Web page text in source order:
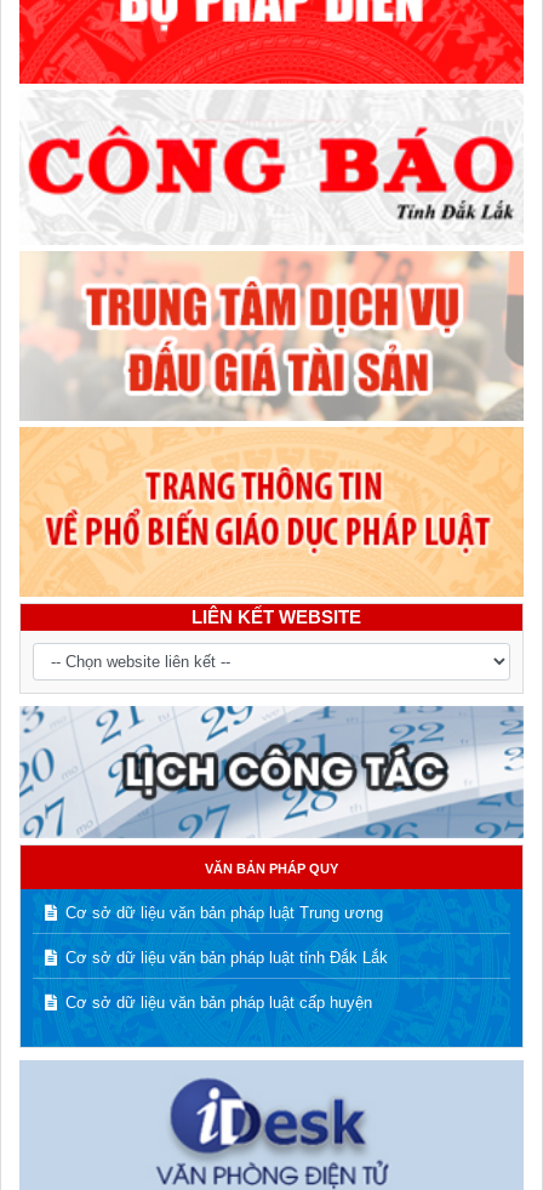
LIÊN KẾT WEBSITE
VĂN BẢN PHÁP QUY
Cơ sở dữ liệu văn bản pháp luật Trung ương
Cơ sở dữ liệu văn bản pháp luật tỉnh Đắk Lắk
Cơ sở dữ liệu văn bản pháp luật cấp huyện